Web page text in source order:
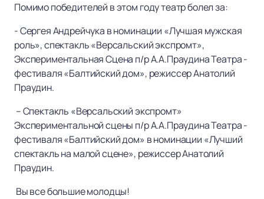
Помимо победителей в этом году театр болел за:
- Сергея Андрейчука в номинации «Лучшая мужская
роль», спектакль «Версальский экспромт»,
Экспериментальная Сцена п/р А.А.Праудина Театра -
фестиваля «Балтийский дом», режиссер Анатолий
Праудин.
– Спектакль «Версальский экспромт»
Экспериментальной сцены п/р А.А.Праудина Театра -
фестиваля «Балтийский дом» в номинации «Лучший
спектакль на малой сцене», режиссер Анатолий
Праудин.
Вы все большие молодцы!